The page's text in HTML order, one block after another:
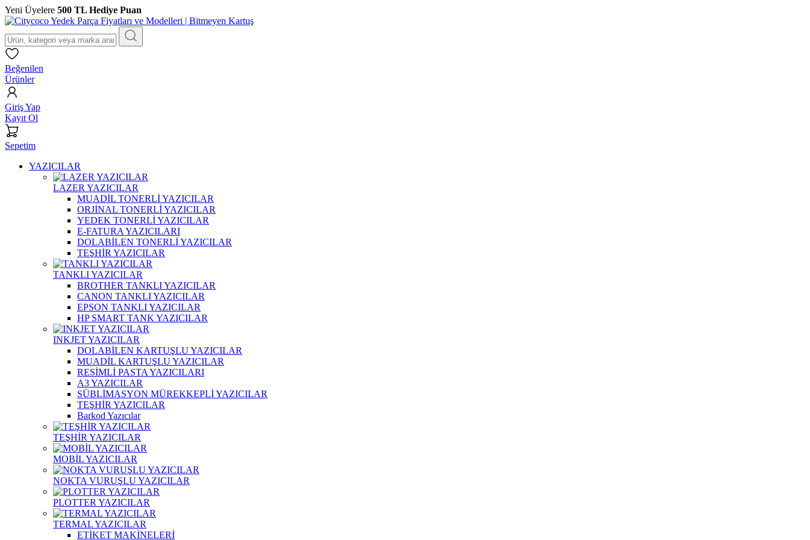
Yeni Üyelere 500 TL Hediye Puan
Beğenilen
Ürünler
Giriş Yap
Kayıt Ol
Sepetim
YAZICILAR
LAZER YAZICILAR
MUADİL TONERLİ YAZICILAR
ORJİNAL TONERLİ YAZICILAR
YEDEK TONERLİ YAZICILAR
E-FATURA YAZICILARI
DOLABİLEN TONERLİ YAZICILAR
TEŞHİR YAZICILAR
TANKLI YAZICILAR
BROTHER TANKLI YAZICILAR
CANON TANKLI YAZICILAR
EPSON TANKLI YAZICILAR
HP SMART TANK YAZICILAR
INKJET YAZICILAR
DOLABİLEN KARTUŞLU YAZICILAR
MUADİL KARTUŞLU YAZICILAR
RESİMLİ PASTA YAZICILARI
A3 YAZICILAR
SÜBLİMASYON MÜREKKEPLİ YAZICILAR
TEŞHİR YAZICILAR
Barkod Yazıcılar
TEŞHİR YAZICILAR
MOBİL YAZICILAR
NOKTA VURUŞLU YAZICILAR
PLOTTER YAZICILAR
TERMAL YAZICILAR
ETİKET MAKİNELERİ